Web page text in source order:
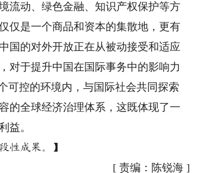
流动、绿色金融、知识产权保护等方
仅是一个商品和资本的集散地，更有
国的对外开放正在从被动接受和适应
对于提升中国在国际事务中的影响力
可控的环境内，与国际社会共同探索
的全球经济治理体系，这既体现了一
益。
性成果。】
[ 责编：陈锐海 ]